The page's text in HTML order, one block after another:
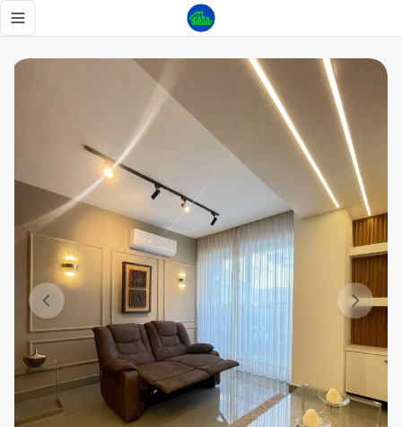
Toggle navigation menu
Evaristo Morales , Alquiler apartamento amueblado, 1